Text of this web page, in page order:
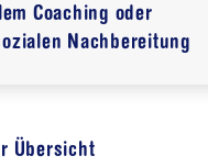
Coaching oder
Nachbereitung
Übersicht